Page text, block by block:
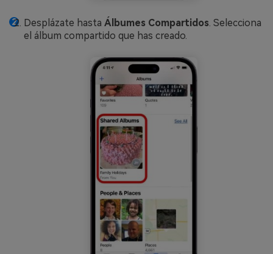
Desplázate hasta Álbumes Compartidos . Selecciona
el álbum compartido que has creado.